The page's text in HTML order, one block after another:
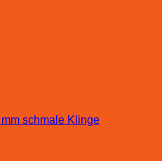
schmale Klinge